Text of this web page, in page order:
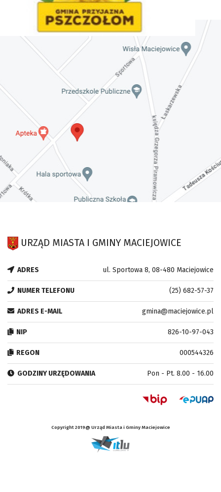
URZĄD MIASTA I GMINY MACIEJOWICE
ADRES ul. Sportowa 8, 08-480 Maciejowice
NUMER TELEFONU (25) 682-57-37
ADRES E-MAIL gmina@maciejowice.pl
NIP 826-10-97-043
REGON 000544326
GODZINY URZĘDOWANIA Pon - Pt. 8.00 - 16.00
Copyright 2019@ Urząd Miasta i Gminy Maciejowice